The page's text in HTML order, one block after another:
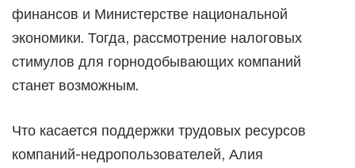
финансов и Министерстве национальной
экономики. Тогда, рассмотрение налоговых
стимулов для горнодобывающих компаний
станет возможным.
Что касается поддержки трудовых ресурсов
компаний-недропользователей, Алия